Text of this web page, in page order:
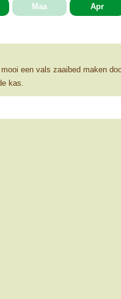
Maa Apr
een vals zaaibed maken
kas.